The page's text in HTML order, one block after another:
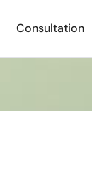
Consultation